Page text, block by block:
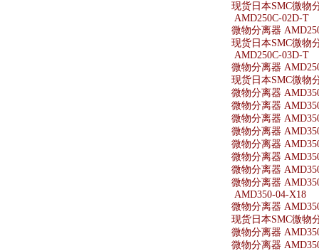
现货日本SMC微物
AMD250C-02D-T
微物分离器
现货日本SMC微物
AMD250C-03D-T
微物分离器
现货日本SMC微物
微物分离器
微物分离器
微物分离器
微物分离器
微物分离器
微物分离器
微物分离器
微物分离器
AMD350-04-X18
微物分离器
现货日本SMC微物
微物分离器
微物分离器